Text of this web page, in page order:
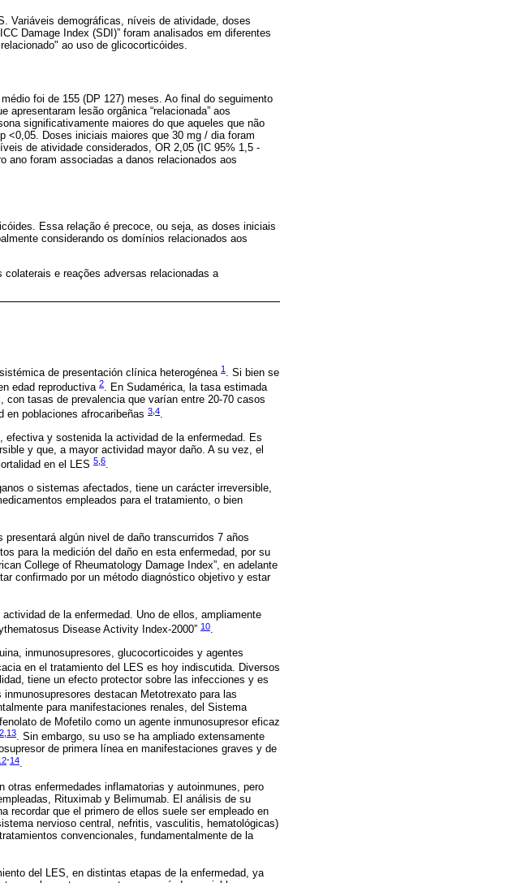
Variáveis demográficas, níveis de atividade, doses
Damage Index (SDI)” foram analisados em diferentes
ao uso de glicocorticóides.
foi de 155 (DP 127) meses. Ao final do seguimento
lesão orgânica “relacionada” aos
significativamente maiores do que aqueles que não
<0,05. Doses iniciais maiores que 30 mg / dia foram
de atividade considerados, OR 2,05 (IC 95% 1,5 -
ano foram associadas a danos relacionados aos
Essa relação é precoce, ou seja, as doses iniciais
considerando os domínios relacionados aos
e reações adversas relacionadas a
de presentación clínica heterogénea 1 . Si bien se
edad reproductiva 2. En Sudamérica, la tasa estimada
tasas de prevalencia que varían entre 20-70 casos
en poblaciones afrocaribeñas 3,4.
y sostenida la actividad de la enfermedad. Es
y que, a mayor actividad mayor daño. A su vez, el
en el LES 5 6.
o sistemas afectados, tiene un carácter irreversible,
empleados para el tratamiento, o bien
algún nivel de daño transcurridos 7 años
para la medición del daño en esta enfermedad, por su
College of Rheumatology Damage Index”, en adelante
confirmado por un método diagnóstico objetivo y estar
de la enfermedad. Uno de ellos, ampliamente
Disease Activity Index-2000” 10.
inmunosupresores, glucocorticoides y agentes
en el tratamiento del LES es hoy indiscutida. Diversos
tiene un efecto protector sobre las infecciones y es
inmunosupresores destacan Metotrexato para las
para manifestaciones renales, del Sistema
de Mofetilo como un agente inmunosupresor eficaz
13. Sin embargo, su uso se ha ampliado extensamente
de primera línea en manifestaciones graves y de
-14.
otras enfermedades inflamatorias y autoinmunes, pero
Rituximab y Belimumab. El análisis de su
recordar que el primero de ellos suele ser empleado en
nervioso central, nefritis, vasculitis, hematológicas)
convencionales, fundamentalmente de la
del LES, en distintas etapas de la enfermedad, ya